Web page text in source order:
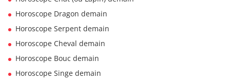
Horoscope Dragon demain
Horoscope Serpent demain
Horoscope Cheval demain
Horoscope Bouc demain
Horoscope Singe demain